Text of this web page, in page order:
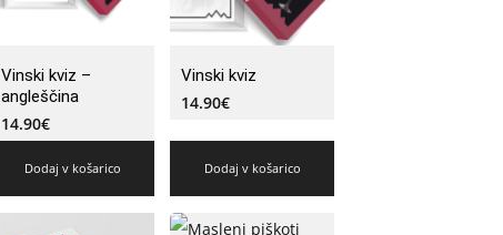
Vinski kviz –
angleščina
14.90€
Dodaj v košarico
Vinski kviz
14.90€
Dodaj v košarico